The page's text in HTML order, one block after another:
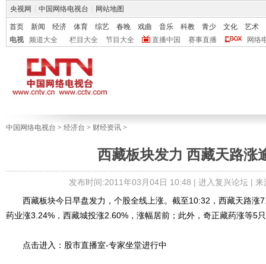
央视网 中国网络电视台 网站地图
首页 新闻 经济 体育 综艺 春晚 戏曲 音乐 科教 青少 文化
艺术
电视
频道大全 栏目大全 节目大全 直播中国 赛事直播 网络
中国网络电视台 > 经济台 > 财经资讯 >
西藏板块发力 西藏天路涨
发布时间:2011年03月04日 10:48 | 进入复兴论坛| 来
西藏板块今日早盘发力，个股全线上涨。截至10:32，西藏天路涨
药业涨3.24%，西藏城投涨2.60%，涨幅居前；此外，奇正藏药涨等5
点击进入：股市直播室-专家坐堂进行中